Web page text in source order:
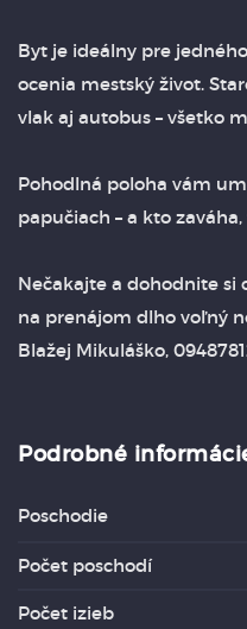
Byt je ideálny pre
ocenia mestský život.
vlak aj autobus – všetko
Pohodlná poloha vám
papučiach – a kto
Nečakajte a dohodnite si
na prenájom dlho voľný
Blažej Mikuláško,
Podrobné
Poschodie
Počet poschodí
Počet izieb